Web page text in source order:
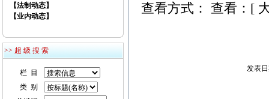
【法制动态】
【业内动态】
>> 超 级 搜 索
栏 目
类 别
查看方式： 查看：[
发表